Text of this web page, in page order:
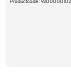
Productcode: